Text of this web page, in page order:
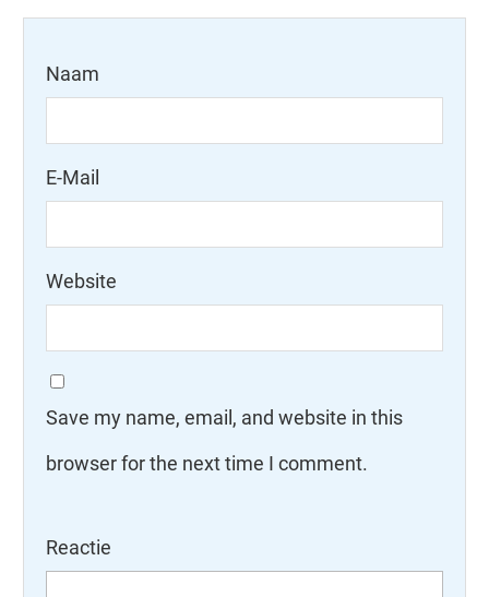
Naam
E-Mail
Website
Save my name, email, and website in this
browser for the next time I comment.
Reactie